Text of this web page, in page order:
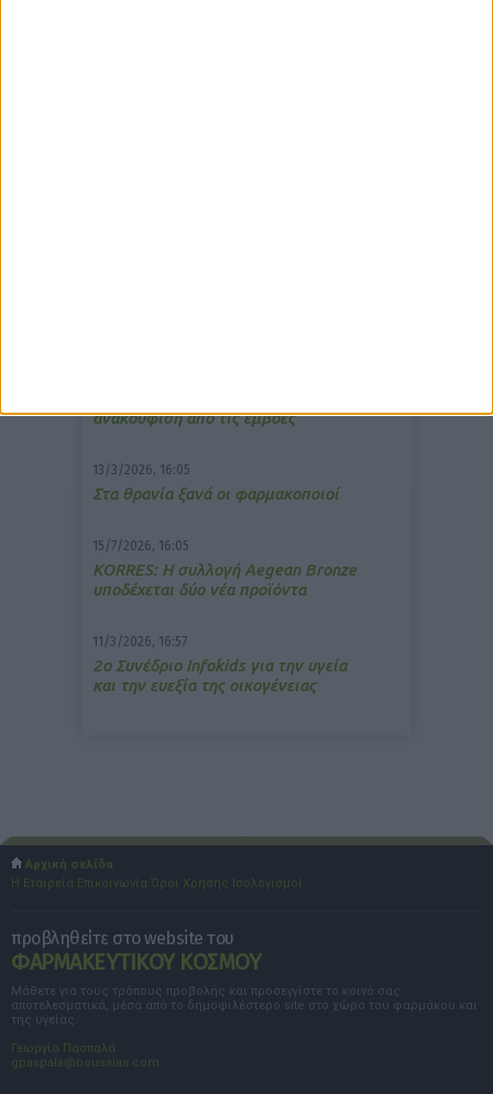
ανακούφιση από τις εμβοές
13/3/2026, 16:05
Στα θρανία ξανά οι φαρμακοποιοί
15/7/2026, 16:05
ΚΟRRES: Η συλλογή Aegean Bronze
υποδέχεται δύο νέα προϊόντα
11/3/2026, 16:57
2ο Συνέδριο Infokids για την υγεία
και την ευεξία της οικογένειας
Αρχική σελίδα
Η Εταιρεία Επικοινωνία Όροι Χρήσης Ισολογισμοί
προβληθείτε στο website του
ΦΑΡΜΑΚΕΥΤΙΚΟΥ ΚΟΣΜΟΥ
Μάθετε για τους τρόπους προβολής και προσεγγίστε το κοινό σας
αποτελεσματικά, μέσα από το δημοφιλέστερο site στο χώρο του φαρμάκου και
της υγείας.
Γεωργία Πασπαλά
gpaspala@boussias.com